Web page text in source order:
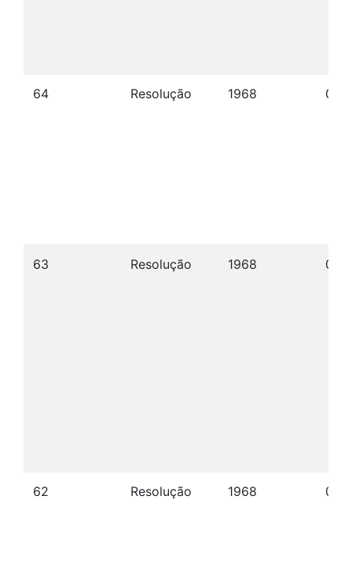
64 Resolução 1968 09/
63 Resolução 1968 09/
62 Resolução 1968 09/